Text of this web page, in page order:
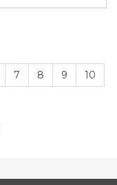
7 8 9
10